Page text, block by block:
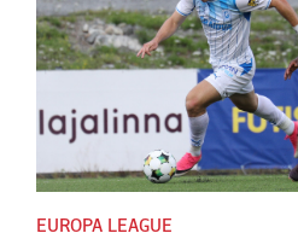
EUROPA LEAGUE